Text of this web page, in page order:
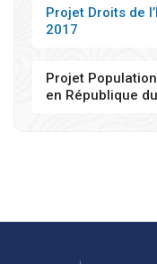
Projet Droits de
2017
Projet
en République